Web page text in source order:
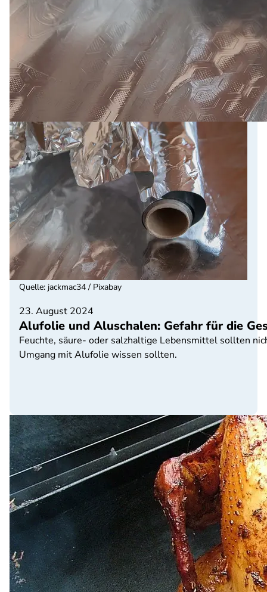
23. August 2024
Alufolie und Aluschalen: Gefahr für die
Feuchte, säure- oder salzhaltige Lebensmittel sollten
Umgang mit Alufolie wissen sollten.
Quelle: jackmac34 / Pixabay